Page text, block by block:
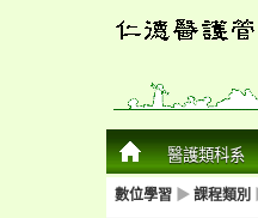
醫護類科系
數位學習 ▶ 課程類別